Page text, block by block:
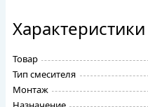
Характеристики
Товар
Тип смесителя
Монтаж